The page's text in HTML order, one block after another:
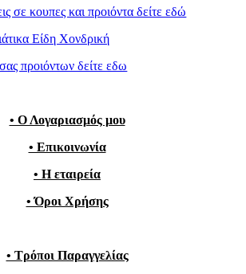
σε κουπες και προιόντα δείτε εδώ
Είδη Χονδρική
προιόντων δείτε εδω
• Ο Λογαριασμός μου
• Επικοινωνία
• Η εταιρεία
• Όροι Χρήσης
• Τρόποι Παραγγελίας